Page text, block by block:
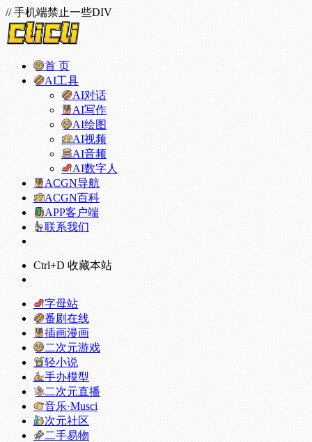
// 手机端禁止一些DIV
首 页
AI工具
AI对话
AI写作
AI绘图
AI视频
AI音频
AI数字人
ACGN导航
ACGN百科
APP客户端
联系我们
Ctrl+D 收藏本站
字母站
番剧在线
插画漫画
二次元游戏
轻小说
手办模型
二次元直播
音乐·Musci
次元社区
二手易物